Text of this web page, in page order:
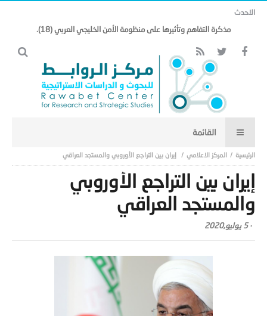
الاحدث
مذكرة التفاهم وتأثيرها على منظومة الأمن الخليجي العربي (18).
المركز الاعلامي إيران بين التراجع الأوروبي والمستجد العراقي
إيران بين التراجع الأوروبي
والمستجد العراقي
-5 يوليو,2020